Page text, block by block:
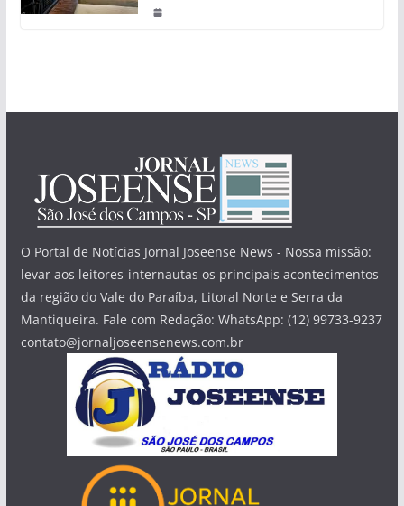
O Portal de Notícias Jornal Joseense News - Nossa missão:
levar aos leitores-internautas os principais acontecimentos
da região do Vale do Paraíba, Litoral Norte e Serra da
Mantiqueira. Fale com Redação: WhatsApp: (12) 99733-9237
contato@jornaljoseensenews.com.br